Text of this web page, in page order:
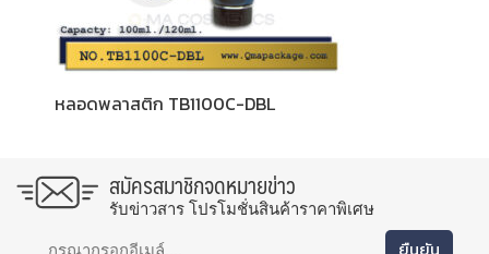
หลอดพลาสติก TB1100C-DBL
สมัครสมาชิกจดหมายข่าว
รับข่าวสาร โปรโมชั่นสินค้าราคาพิเศษ